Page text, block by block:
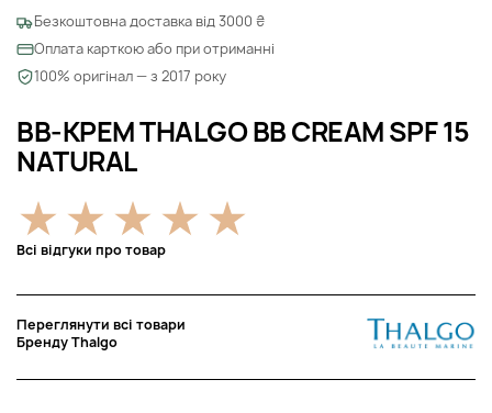
ВВ-КРЕМ THALGO BB CREAM SPF 15
NATURAL
Всі відгуки про товар
Переглянути всі товари
Бренду Thalgo
Безкоштовна доставка від 3000 ₴
Оплата карткою або при отриманні
100% оригінал — з 2017 року